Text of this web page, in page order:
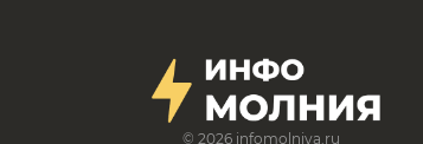
© 2026 infomolniya.ru